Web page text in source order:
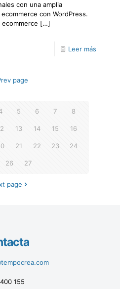
con una amplia
con WordPress.
[…]
Leer más
page
5 6 7 8
13 14 15 16
21 22 23 24
26 27
page
155